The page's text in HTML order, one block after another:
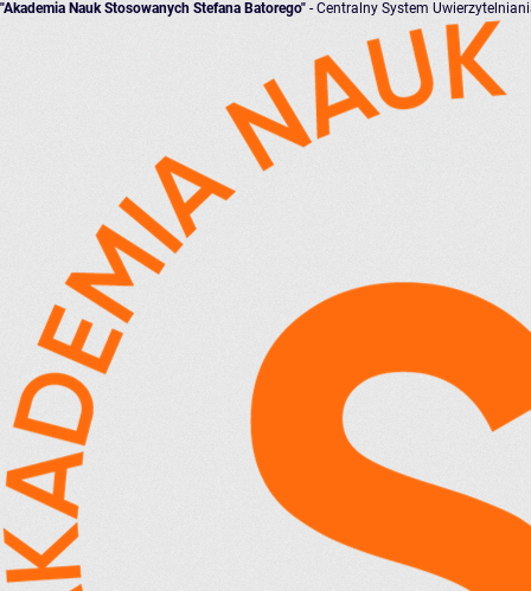
"Akademia Nauk Stosowanych Stefana Batorego" - Centralny System